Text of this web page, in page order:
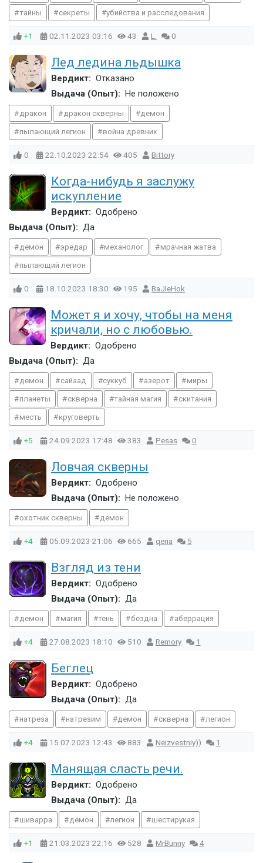
тайны секреты убийства и расследования
+1 02.11.2023 03:16 43 L. 0
Лед ледина льдышка
Вердикт: Отказано
Выдача (Опыт):
Не положено
дракон дракон скверны демон
пылающий легион война древних
0 22.10.2023 22:54 405 Bittory
Когда-нибудь я заслужу
искупление
Вердикт: Одобрено
Выдача (Опыт): Да
демон эредар механолог мрачная жатва
пылающий легион
0 18.10.2023 18:30 195 BaJIeHok
Может я и хочу, чтобы на меня
кричали, но с любовью.
Вердикт: Одобрено
Выдача (Опыт): Да
демон сайаад суккуб азерот миры
планеты скверна тайная магия скитания
месть круговерть
+5 24.09.2023 17:48 383 Pesas 0
Ловчая скверны
Вердикт: Одобрено
Выдача (Опыт):
Не положено
охотник скверны демон
+4 05.09.2023 21:06 665 qeria 5
Взгляд из тени
Вердикт: Одобрено
Выдача (Опыт): Да
демон магия тень бездна аберрация
+4 27.08.2023 18:10 510 Remory 1
Беглец
Вердикт: Одобрено
Выдача (Опыт): Да
натреза натрезим демон скверна легион
+4 15.07.2023 12:43 883 Neizvestniy)) 1
Манящая сласть речи.
Вердикт: Одобрено
Выдача (Опыт): Да
шиварра демон легион шестирукая
+1 21.03.2023 22:16 528 MrBunny 4